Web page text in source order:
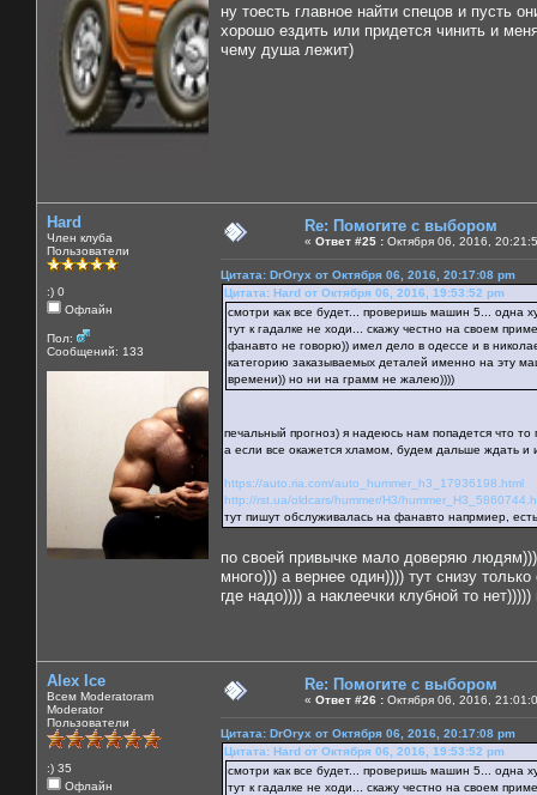
ну тоесть главное найти спецов и пусть
хорошо ездить или придется чинить и
чему душа лежит)
Hard
Член клуба
Пользователи
:) 0
Офлайн
Пол:
Сообщений: 133
Re: Помогите с выбором
« Ответ #25 : Октября 06, 2016,
Цитата: DrOryx от Октября 06, 2016, 20:17:08 pm
Цитата: Hard от Октября 06, 2016, 19:53:52 pm
смотри как все будет... проверишь машин 5... одна
тут к гадалке не ходи... скажу честно на своем
фанавто не говорю)) имел дело в одессе и в
категорию заказываемых деталей именно на эту
времени)) но ни на грамм не жалею))))
печальный прогноз) я надеюсь нам попадется что то
а если все окажется хламом, будем дальше ждать и
https://auto.ria.com/auto_hummer_h3_17936198.html
http://rst.ua/oldcars/hummer/H3/
тут пишут обслуживалась на фанавто напрмиер,
по своей привычке мало доверяю
много))) а вернее один)))) тут снизу
где надо)))) а наклеечки клубной то
Alex Ice
Всем Moderatoram
Moderator
Пользователи
:) 35
Офлайн
Re: Помогите с выбором
« Ответ #26 : Октября 06, 2016,
Цитата: DrOryx от Октября 06, 2016, 20:17:08 pm
Цитата: Hard от Октября 06, 2016, 19:53:52 pm
смотри как все будет... проверишь машин 5... одна
тут к гадалке не ходи... скажу честно на своем